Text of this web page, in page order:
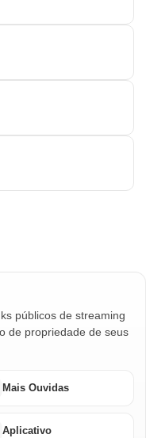
públicos de streaming
de propriedade de seus
Mais Ouvidas
Aplicativo